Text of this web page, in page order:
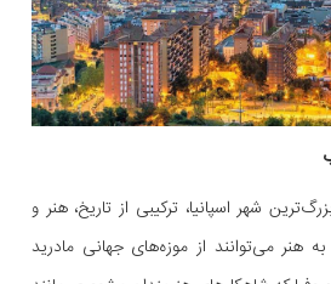
شهر اسپانیا، ترکیبی از تاریخ، هنر و
هنر می‌توانند از موزه‌های جهانی مادرید